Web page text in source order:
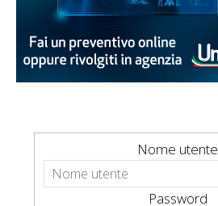
Nome utente
Password